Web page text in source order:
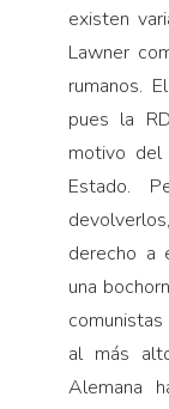
existen
Lawner
rumanos.
pues la
motivo del
Estado.
derecho a
una
al más
Alemana